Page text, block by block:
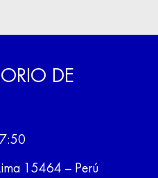
DE
15464 – Perú